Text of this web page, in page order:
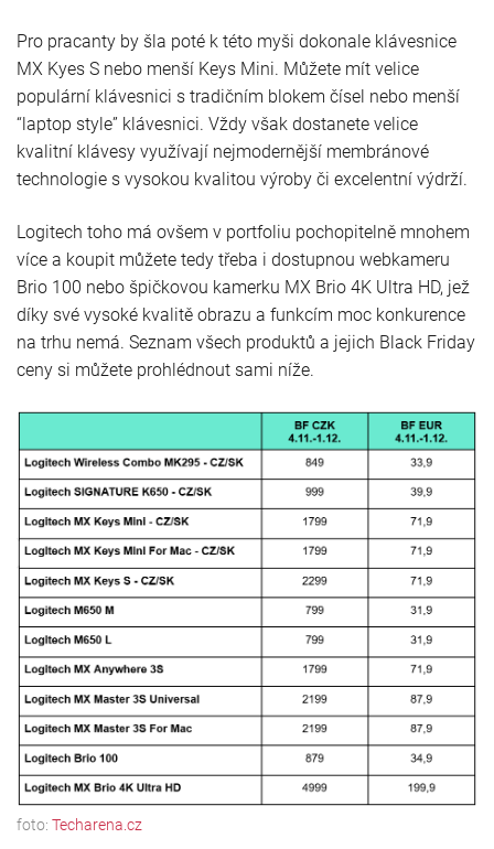
Pro pracanty by šla poté k této myši dokonale klávesnice
MX Kyes S nebo menší Keys Mini. Můžete mít velice
populární klávesnici s tradičním blokem čísel nebo menší
“laptop style” klávesnici. Vždy však dostanete velice
kvalitní klávesy využívají nejmodernější membránové
technologie s vysokou kvalitou výroby či excelentní výdrží.
Logitech toho má ovšem v portfoliu pochopitelně mnohem
více a koupit můžete tedy třeba i dostupnou webkameru
Brio 100 nebo špičkovou kamerku MX Brio 4K Ultra HD, jež
díky své vysoké kvalitě obrazu a funkcím moc konkurence
na trhu nemá. Seznam všech produktů a jejich Black Friday
ceny si můžete prohlédnout sami níže.
foto: Techarena.cz